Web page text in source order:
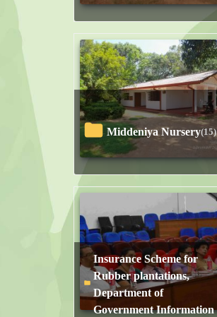
Middeniya Nursery(15)
Insurance Scheme for
Rubber plantations,
Department of
Government Information